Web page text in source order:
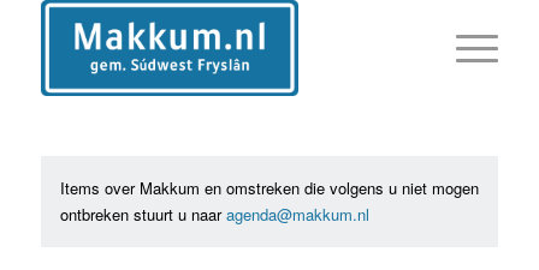
Items over Makkum en omstreken die volgens u niet mogen
ontbreken stuurt u naaragenda@makkum.nl